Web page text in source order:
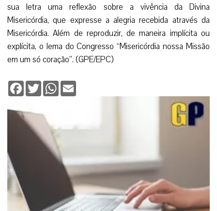
sua letra uma reflexão sobre a vivência da Divina
Misericórdia, que expresse a alegria recebida através da
Misericórdia. Além de reproduzir, de maneira implícita ou
explícita, o lema do Congresso “Misericórdia nossa Missão
em um só coração”. (GPE/EPC)
Facebook
TwitterWhatsApp